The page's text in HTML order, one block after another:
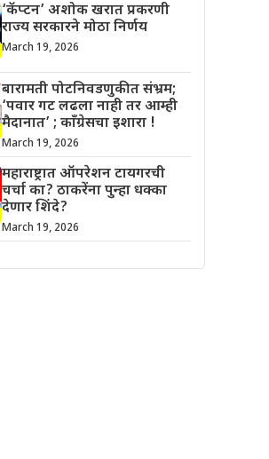
‘कॅप्टन’ अशोक खरात प्रकरणी
राज्य सरकारने मोठा निर्णय
March 19, 2026
बारामती पोटनिवडणुकीत संभ्रम;
‘पवार गट लढला नाही तर आम्ही
मैदानात’ ; काँग्रेसचा इशारा !
March 19, 2026
महाराष्ट्रात ऑपरेशन टायगरची
चर्चा का? ठाकरेंना पुन्हा धक्का
देणार शिंदे?
March 19, 2026